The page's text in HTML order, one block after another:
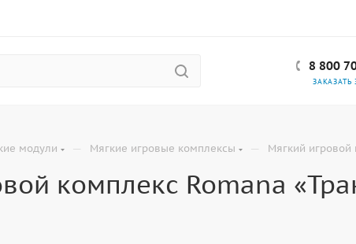
8 800
ЗАКАЗАТЬ
модули — Мягкие игровые комплексы — Мягкий игровой
комплекс Romana